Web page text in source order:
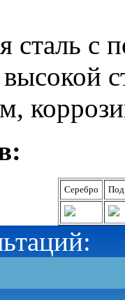
сталь
Серебро Под